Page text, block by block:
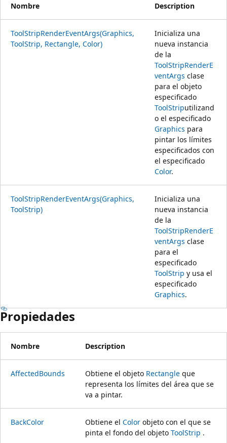
Nombre Description
ToolStripRenderEventArgs(Graphics,
ToolStrip, Rectangle, Color)
Inicializa una
nueva instancia
de la
ToolStripRenderE
ventArgs clase
para el objeto
especificado
ToolStriputilizand
o el especificado
Graphics para
pintar los límites
especificados con
el especificado
Color.
ToolStripRenderEventArgs(Graphics,
ToolStrip)
Inicializa una
nueva instancia
de la
ToolStripRenderE
ventArgs clase
para el
especificado
ToolStrip y usa el
especificado
Graphics.
Propiedades
Nombre Description
AffectedBounds Obtiene el objeto Rectangle que
representa los límites del área que se
va a pintar.
BackColor Obtiene el Color objeto con el que se
pinta el fondo del objeto ToolStrip .